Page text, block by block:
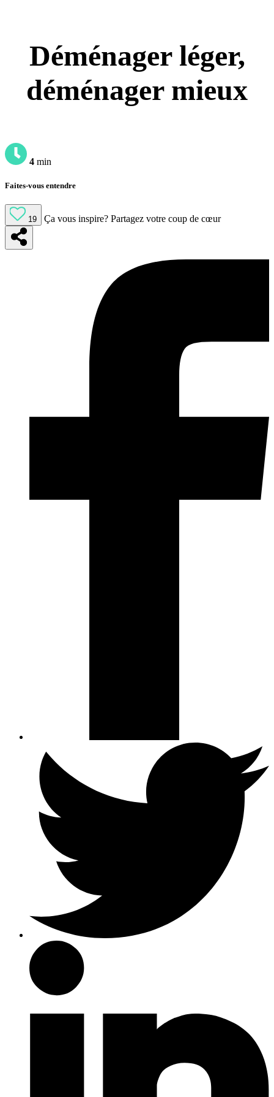
Déménager léger,
déménager mieux
4 min
Faites-vous entendre
19 Ça vous inspire? Partagez votre coup de cœur